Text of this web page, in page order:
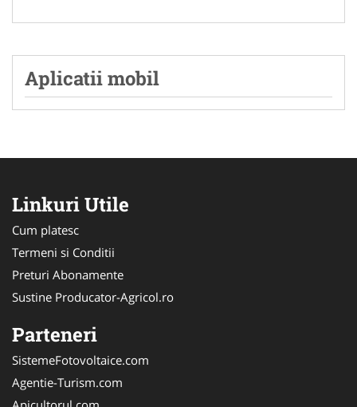
Aplicatii mobil
Linkuri Utile
Cum platesc
Termeni si Conditii
Preturi Abonamente
Sustine Producator-Agricol.ro
Parteneri
SistemeFotovoltaice.com
Agentie-Turism.com